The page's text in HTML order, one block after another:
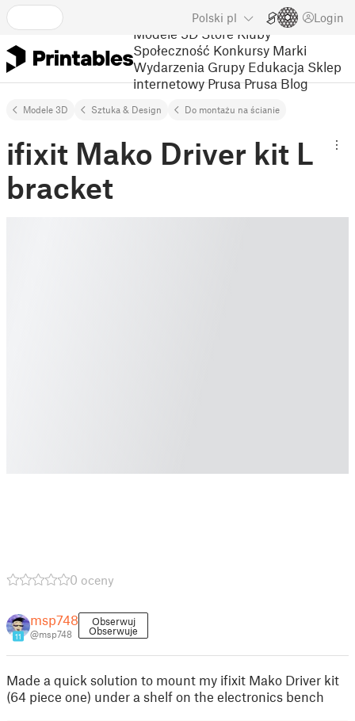
Polski pl Login
Modele 3D Store Kluby
Społeczność Konkursy Marki
Wydarzenia Grupy Edukacja Sklep
internetowy Prusa Prusa Blog
Modele 3D Sztuka & Design Do montażu na ścianie
ifixit Mako Driver kit L
bracket
0 oceny
11
msp748
@msp748
Obserwuj
Obserwuje
Made a quick solution to mount my ifixit Mako Driver kit
(64 piece one) under a shelf on the electronics bench